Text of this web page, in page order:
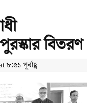
বিতরণ
পূর্বাহ্ণ